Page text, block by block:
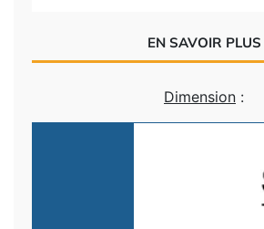
EN SAVOIR PLUS
Dimension :